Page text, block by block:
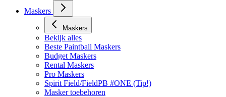
Maskers
Maskers
Bekijk alles
Beste Paintball Maskers
Budget Maskers
Rental Maskers
Pro Maskers
Spirit Field/FieldPB #ONE (Tip!)
Masker toebehoren